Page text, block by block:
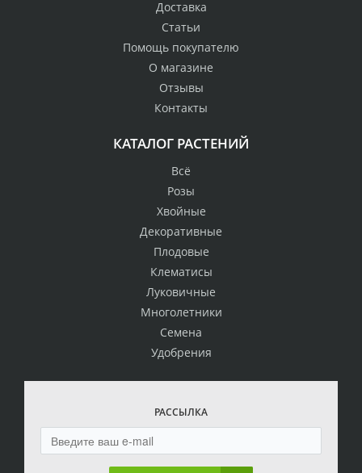
Доставка
Статьи
Помощь покупателю
О магазине
Отзывы
Контакты
КАТАЛОГ РАСТЕНИЙ
Всё
Розы
Хвойные
Декоративные
Плодовые
Клематисы
Луковичные
Многолетники
Семена
Удобрения
РАССЫЛКА